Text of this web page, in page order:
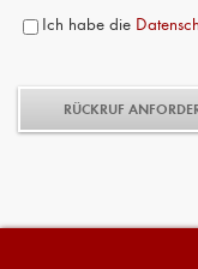
Ich habe die